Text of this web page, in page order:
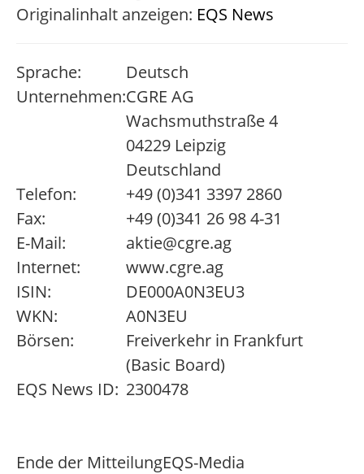
Originalinhalt anzeigen: EQS News
Sprache:
Deutsch
Unternehmen:CGRE AG
Wachsmuthstraße 4
04229 Leipzig
Deutschland
Telefon:
+49 (0)341 3397 2860
Fax:
+49 (0)341 26 98 4-31
E-Mail:
aktie@cgre.ag
Internet:
www.cgre.ag
ISIN:
DE000A0N3EU3
WKN:
A0N3EU
Börsen:
Freiverkehr in Frankfurt
(Basic Board)
EQS News ID: 2300478
Ende der MitteilungEQS-Media